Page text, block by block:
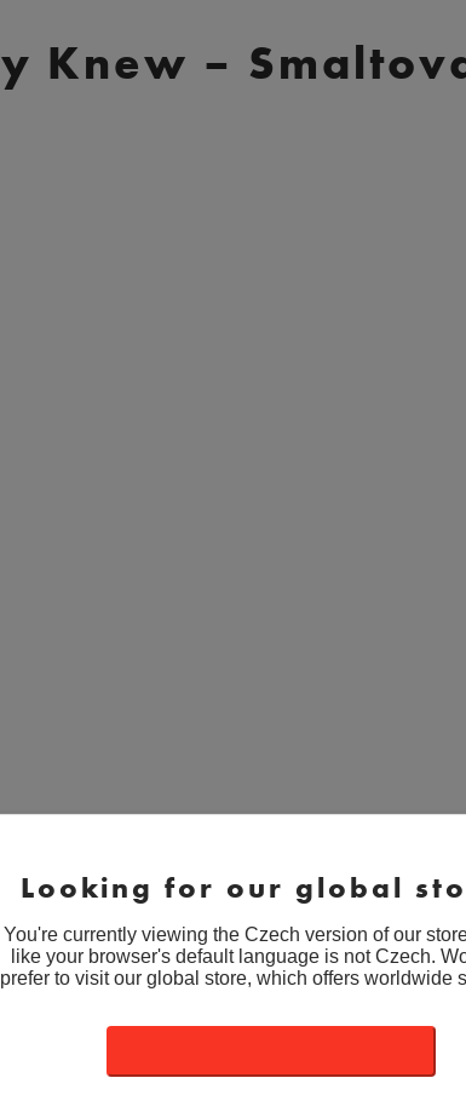
Knew –
On/Off Switch Heart – Smaltovaný
odznak (#014)
189Kč–199KčRozpětí
cen:
až
Smaltovaný odznak (#016)
Looking for our global
You're currently viewing the Czech version of our
like your browser's default language is not Czech.
prefer to visit our global store, which offers worldwide